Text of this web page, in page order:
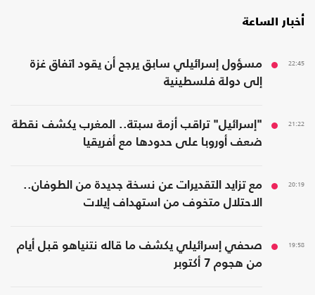
أخبار الساعة
22:45
مسؤول إسرائيلي سابق يرجح أن يقود اتفاق غزة
إلى دولة فلسطينية
21:22
"إسرائيل" تراقب أزمة سبتة.. المغرب يكشف نقطة
ضعف أوروبا على حدودها مع أفريقيا
20:19
مع تزايد التقديرات عن نسخة جديدة من الطوفان..
الاحتلال متخوف من استهداف إيلات
19:58
صحفي إسرائيلي يكشف ما قاله نتنياهو قبل أيام
من هجوم 7 أكتوبر